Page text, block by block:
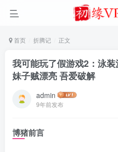
首页 折腾记 正文
我可能玩了假游戏2：泳
妹子贼漂亮 吾爱破解
admin
9年前发布
博猪前言